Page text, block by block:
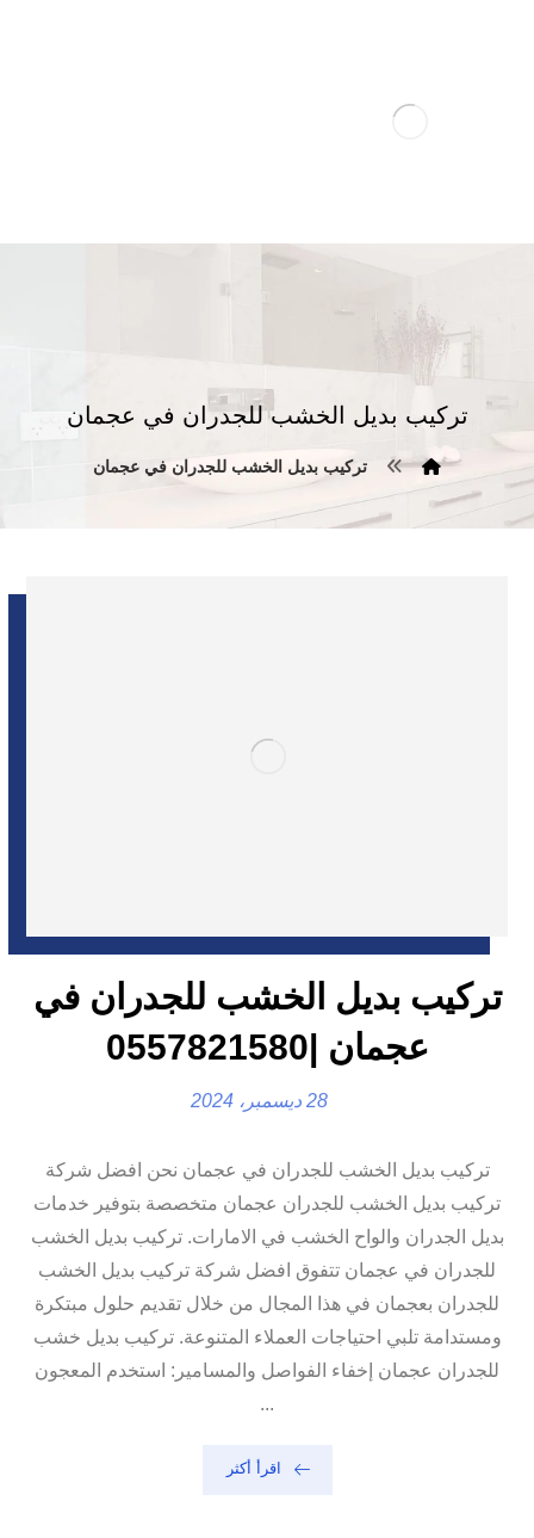
تركيب بديل الخشب للجدران في عجمان
تركيب بديل الخشب للجدران في عجمان
تركيب بديل الخشب للجدران في
عجمان |0557821580
28 ديسمبر، 2024
تركيب بديل الخشب للجدران في عجمان نحن افضل شركة
تركيب بديل الخشب للجدران عجمان متخصصة بتوفير خدمات
بديل الجدران والواح الخشب في الامارات. تركيب بديل الخشب
للجدران في عجمان تتفوق افضل شركة تركيب بديل الخشب
للجدران بعجمان في هذا المجال من خلال تقديم حلول مبتكرة
ومستدامة تلبي احتياجات العملاء المتنوعة. تركيب بديل خشب
للجدران عجمان إخفاء الفواصل والمسامير: استخدم المعجون
...
اقرأ أكثر